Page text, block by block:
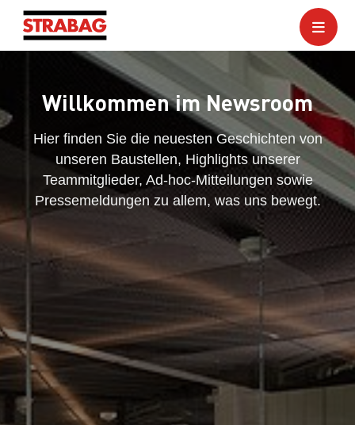
Willkommen im Newsroom
Hier finden Sie die neuesten Geschichten von
unseren Baustellen, Highlights unserer
Teammitglieder, Ad-hoc-Mitteilungen sowie
Pressemeldungen zu allem, was uns bewegt.